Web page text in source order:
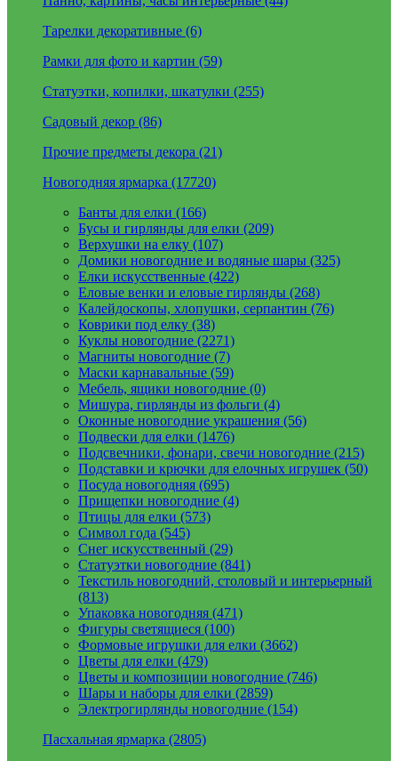
Тарелки декоративные (6)
Рамки для фото и картин (59)
Статуэтки, копилки, шкатулки (255)
Садовый декор (86)
Прочие предметы декора (21)
Новогодняя ярмарка (17720)
Банты для елки (166)
Бусы и гирлянды для елки (209)
Верхушки на елку (107)
Домики новогодние и водяные шары (325)
Елки искусственные (422)
Еловые венки и еловые гирлянды (268)
Калейдоскопы, хлопушки, серпантин (76)
Коврики под елку (38)
Куклы новогодние (2271)
Магниты новогодние (7)
Маски карнавальные (59)
Мебель, ящики новогодние (0)
Мишура, гирлянды из фольги (4)
Оконные новогодние украшения (56)
Подвески для елки (1476)
Подсвечники, фонари, свечи новогодние (215)
Подставки и крючки для елочных игрушек (50)
Посуда новогодняя (695)
Прищепки новогодние (4)
Птицы для елки (573)
Символ года (545)
Снег искусственный (29)
Статуэтки новогодние (841)
Текстиль новогодний, столовый и интерьерный
(813)
Упаковка новогодняя (471)
Фигуры светящиеся (100)
Формовые игрушки для елки (3662)
Цветы для елки (479)
Цветы и композиции новогодние (746)
Шары и наборы для елки (2859)
Электрогирлянды новогодние (154)
Пасхальная ярмарка (2805)